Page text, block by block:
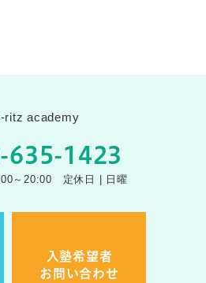
635-1423
～20:00 定休日 | 日曜
入塾希望者
お問い合わせ